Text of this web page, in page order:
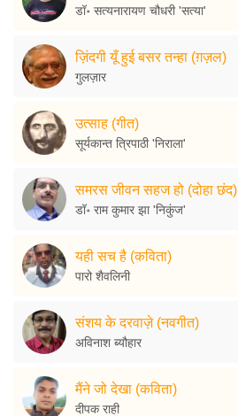
डॉ॰ सत्यनारायण चौधरी 'सत्या'
ज़िंदगी यूँ हुई बसर तन्हा (ग़ज़ल)
गुलज़ार
उत्साह (गीत)
सूर्यकान्त त्रिपाठी 'निराला'
समरस जीवन सहज हो (दोहा छंद)
डॉ॰ राम कुमार झा 'निकुंज'
यही सच है (कविता)
पारो शैवलिनी
संशय के दरवाज़े (नवगीत)
अविनाश ब्यौहार
मैंने जो देखा (कविता)
दीपक राही